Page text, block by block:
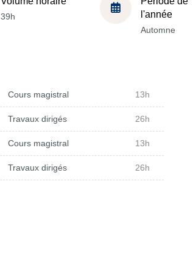
39h
l'année
Automne
Cours magistral 13h
Travaux dirigés 26h
Cours magistral 13h
Travaux dirigés 26h